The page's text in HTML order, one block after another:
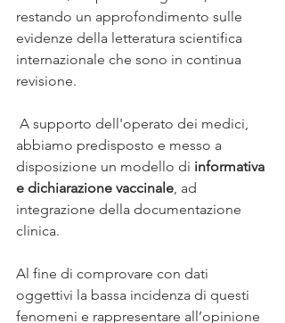
restando un approfondimento sulle
evidenze della letteratura scientifica
internazionale che sono in continua
revisione.
abbiamo predisposto e messo a
disposizione un modello di informativa
e dichiarazione vaccinale, ad
integrazione della documentazione
clinica.
Al fine di comprovare con dati
oggettivi la bassa incidenza di questi
fenomeni e rappresentare all’opinione